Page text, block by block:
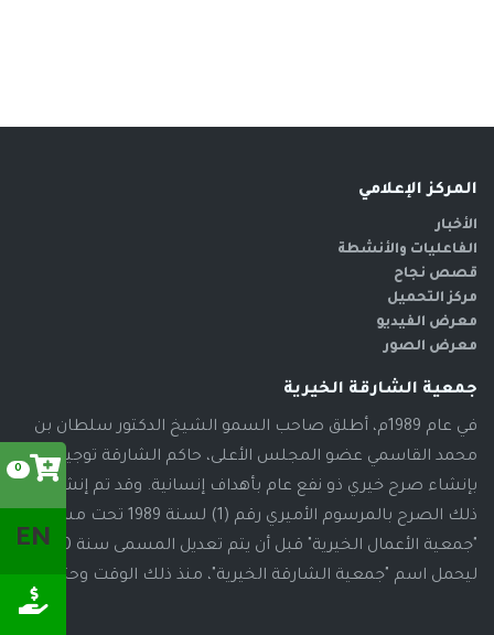
0
EN
المركز الإعلامي
الأخبار
الفاعليات والأنشطة
قصص نجاح
مركز التحميل
معرض الفيديو
معرض الصور
جمعية الشارقة الخيرية
في عام 1989م، أطلق صاحب السمو الشيخ الدكتور سلطان بن
محمد القاسمي عضو المجلس الأعلى، حاكم الشارقة توجيهاته
بإنشاء صرح خيري ذو نفع عام بأهداف إنسانية. وقد تم إنشاء
ذلك الصرح بالمرسوم الأميري رقم (1) لسنة 1989 تحت مسمى
"جمعية الأعمال الخيرية" قبل أن يتم تعديل المسمى سنة 2000م،
ليحمل اسم "جمعية الشارقة الخيرية"، منذ ذلك الوقت وحتى الآن